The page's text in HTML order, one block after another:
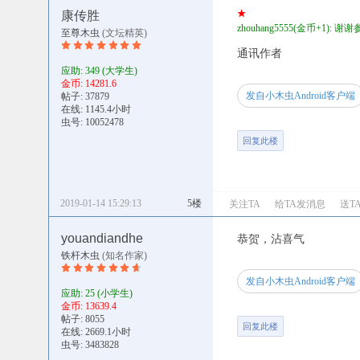
康传胜
至尊木虫 (文坛精英)
应助: 349 (大学生)
金币: 14281.6
帖子: 37879
在线: 1145.4小时
虫号: 10052478
★
zhouhang5555(金币+1): 谢谢
通讯作者
发自小木虫Android客户端
回复此楼
5楼
2019-01-14 15:29:13 关注TA 给TA发消息 送
youandiandhe
铁杆木虫 (知名作家)
应助: 25 (小学生)
金币: 13639.4
帖子: 8055
在线: 2669.1小时
虫号: 3483828
恭贺，沾喜气
发自小木虫Android客户端
回复此楼